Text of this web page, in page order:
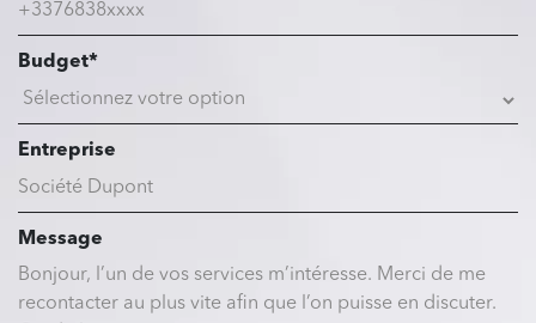
Budget*
Entreprise
Message